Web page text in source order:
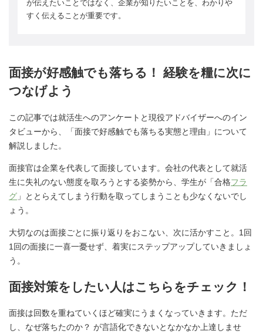
が伝えたいことではなく、企業が知りたいことを、わかりや
すく伝えることが重要です。
面接が好感触でも落ちる！ 経験を糧に次に
つなげよう
この記事では就活生へのアンケートと現役アドバイザーへのイン
タビューから、「面接で好感触でも落ちる実態と理由」について
解説しました。
面接官は企業を代表して面接しています。会社の代表として就活
生に失礼のない態度を取ろうとする姿勢から、学生が「合格フラ
グ 」ととらえてしまう行動を取ってしまうことも少なくないでし
ょう。
大切なのは面接ごとに振り返りをおこない、次に活かすこと。1回
1回の面接に一喜一憂せず、着実にステップアップしていきましょ
う。
面接対策をしたい人はこちらをチェック！
面接は回数を重ねていくほど確実にうまくなっていきます。ただ
し、なぜ落ちたのか？ が言語化できないとなかなか上達しませ